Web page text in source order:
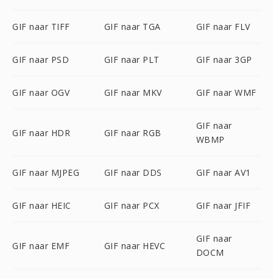
GIF naar TIFF GIF naar TGA GIF naar FLV
GIF naar PSD GIF naar PLT GIF naar 3GP
GIF naar OGV GIF naar MKV GIF naar WMF
GIF naar HDR GIF naar RGB
GIF naar
WBMP
GIF naar MJPEG GIF naar DDS GIF naar AV1
GIF naar HEIC GIF naar PCX GIF naar JFIF
GIF naar EMF GIF naar HEVC
GIF naar
DOCM